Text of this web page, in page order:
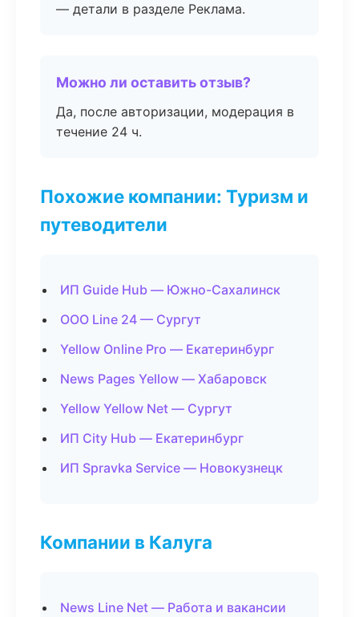
— детали в разделе Реклама.
Можно ли оставить отзыв?
Да, после авторизации, модерация в
течение 24 ч.
Похожие компании: Туризм и
путеводители
ИП Guide Hub — Южно-Сахалинск
ООО Line 24 — Сургут
Yellow Online Pro — Екатеринбург
News Pages Yellow — Хабаровск
Yellow Yellow Net — Сургут
ИП City Hub — Екатеринбург
ИП Spravka Service — Новокузнецк
Компании в Калуга
News Line Net — Работа и вакансии